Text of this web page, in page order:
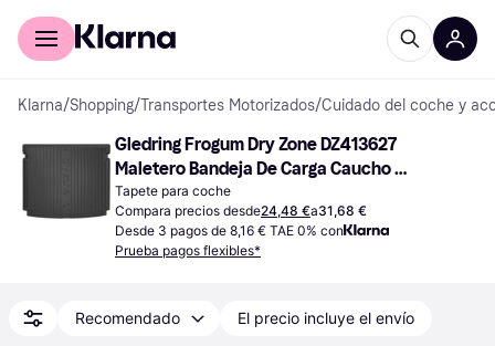
Comprar con Klarna
Klarna/Shopping/Transportes Motorizados/Cuidado del coche y
Gledring Frogum Dry Zone DZ413627
Maletero Bandeja De Carga Caucho
Adaptado
Tapete para coche
Compara precios desde24,48 €a31,68 €
Desde 3 pagos de 8,16 € TAE 0% con
Prueba pagos flexibles*
Recomendado El precio incluye el envío